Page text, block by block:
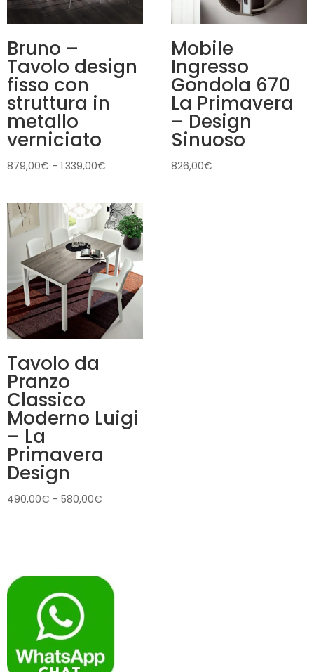
Bruno –
Tavolo design
fisso con
struttura in
metallo
verniciato
879,00€ - 1.339,00€
da
879,00€
a
1.339,00€
Mobile
Ingresso
Gondola 670
La Primavera
– Design
Sinuoso
826,00€
Tavolo da
Pranzo
Classico
Moderno Luigi
– La
Primavera
Design
490,00€ - 580,00€
a
580,00€